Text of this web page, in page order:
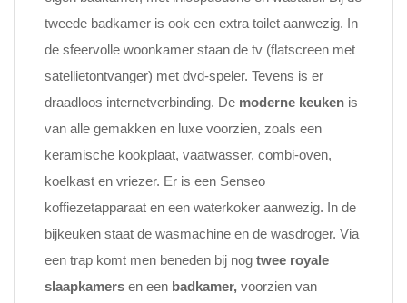
tweede badkamer is ook een extra toilet aanwezig. In
de sfeervolle woonkamer staan de tv (flatscreen met
satellietontvanger) met dvd-speler. Tevens is er
draadloos internetverbinding. De moderne keuken is
van alle gemakken en luxe voorzien, zoals een
keramische kookplaat, vaatwasser, combi-oven,
koelkast en vriezer. Er is een Senseo
koffiezetapparaat en een waterkoker aanwezig. In de
bijkeuken staat de wasmachine en de wasdroger. Via
een trap komt men beneden bij nog twee royale
slaapkamers en een badkamer, voorzien van